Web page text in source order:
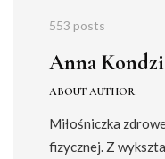
553 posts
Anna
ABOUT AUTHOR
Miłośniczka
fizycznej. Z